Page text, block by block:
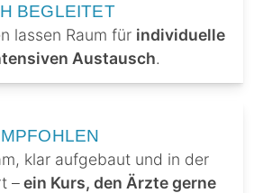
BEGLEITET
lassen Raum für individuelle
Austausch.
klar aufgebaut und in der
–ein Kurs, den Ärzte gerne